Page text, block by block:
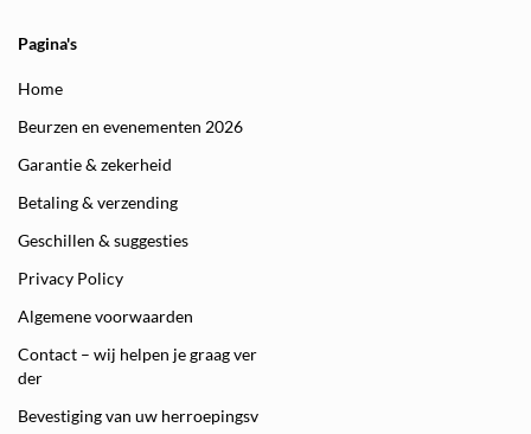
Pagina's
Home
Beurzen en evenementen 2026
Garantie & zekerheid
Betaling & verzending
Geschillen & suggesties
Privacy Policy
Algemene voorwaarden
Contact – wij helpen je graag ver
der
Bevestiging van uw herroepingsv